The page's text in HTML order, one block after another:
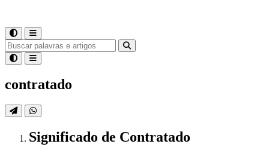
contratado
Significado de Contratado